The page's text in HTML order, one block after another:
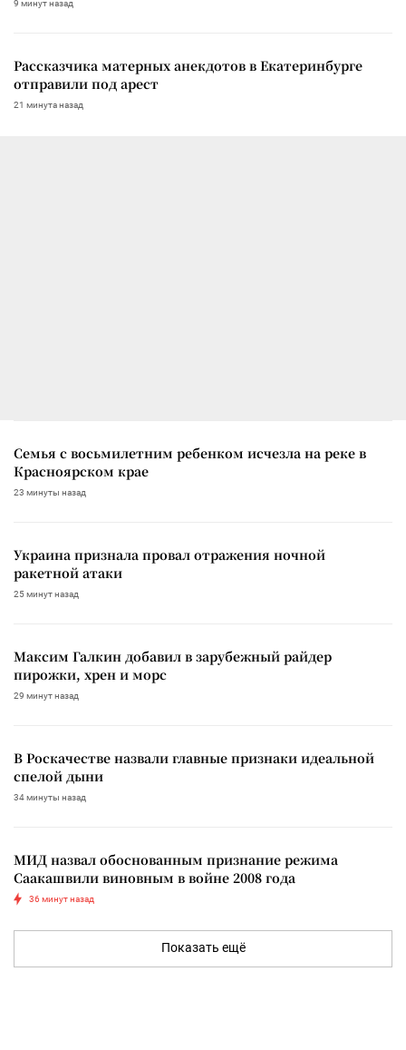
9 минут назад
Рассказчика матерных анекдотов в Екатеринбурге
отправили под арест
21 минута назад
Семья с восьмилетним ребенком исчезла на реке в
Красноярском крае
23 минуты назад
Украина признала провал отражения ночной
ракетной атаки
25 минут назад
Максим Галкин добавил в зарубежный райдер
пирожки, хрен и морс
29 минут назад
В Роскачестве назвали главные признаки идеальной
спелой дыни
34 минуты назад
МИД назвал обоснованным признание режима
Саакашвили виновным в войне 2008 года
36 минут назад
Показать ещё